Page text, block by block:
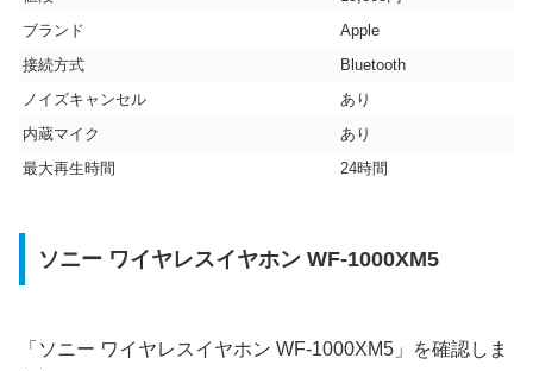
ブランド
Apple
接続方式
Bluetooth
ノイズキャンセル
あり
内蔵マイク
あり
最大再生時間
24時間
ソニー ワイヤレスイヤホン WF-1000XM5
「ソニー ワイヤレスイヤホン WF-1000XM5」を確認しま